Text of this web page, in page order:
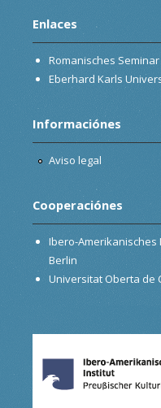
Enlaces
Romanisches
Eberhard Karls
Informaciónes
Aviso legal
Cooperaciónes
Ibero-Amerikanisches
Berlin
Universitat Oberta de